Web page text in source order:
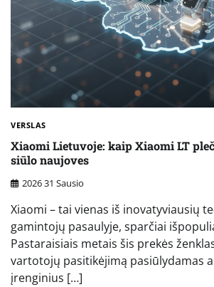
VERSLAS
Xiaomi Lietuvoje: kaip Xiaomi LT
siūlo naujoves
2026 31 Sausio
Xiaomi – tai vienas iš inovatyviausių
gamintojų pasaulyje, sparčiai
Pastaraisiais metais šis prekės
vartotojų pasitikėjimą pasiūlydamas
įrenginius […]